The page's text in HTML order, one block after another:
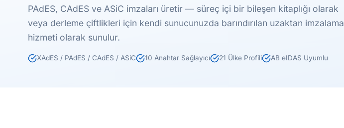
PAdES, CAdES ve ASiC imzaları üretir — süreç içi bir bileşen kitaplığı olarak
veya derleme çiftlikleri için kendi sunucunuzda barındırılan uzaktan imzalama
hizmeti olarak sunulur.
XAdES / PAdES / CAdES / ASiC 10 Anahtar Sağlayıcı 21 Ülke Profili AB eIDAS Uyumlu